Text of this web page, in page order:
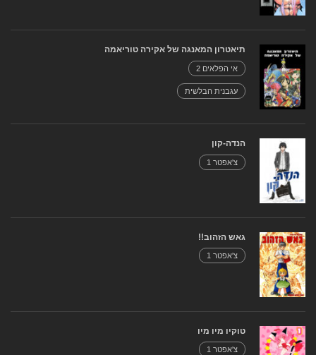
תיאטרון המאנגה של אקירה טוריאמה
אי הפלאים 2
עגבנית הבלשית
הנדה-קון
צ'אפטר 1
גאש הזהוב!!
צ'אפטר 1
טוקיו מיו מיו
צ'אפטר 1